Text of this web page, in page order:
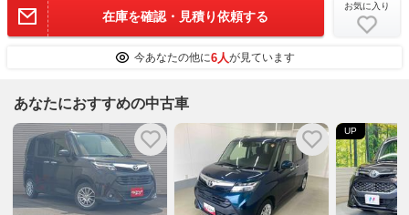
在庫を確認・見積り依頼する
お気に入り
今あなたの他に6人が見ています
あなたにおすすめの中古車
UP